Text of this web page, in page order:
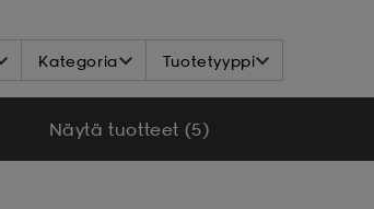
Kategoria Tuotetyyppi
Näytä tuotteet (5)